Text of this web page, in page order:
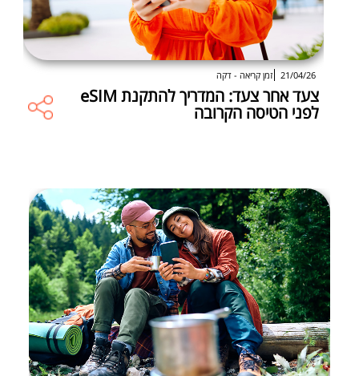
21/04/26 זמן קריאה - דקה
צעד אחר צעד: המדריך להתקנת eSIM
לפני הטיסה הקרובה